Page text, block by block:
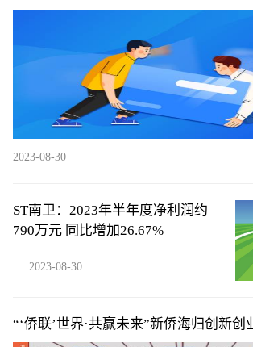
2023-08-30
ST南卫：2023年半年度净利润约
790万元 同比增加26.67%
2023-08-30
“‘侨联’世界·共赢未来”新侨海归创新